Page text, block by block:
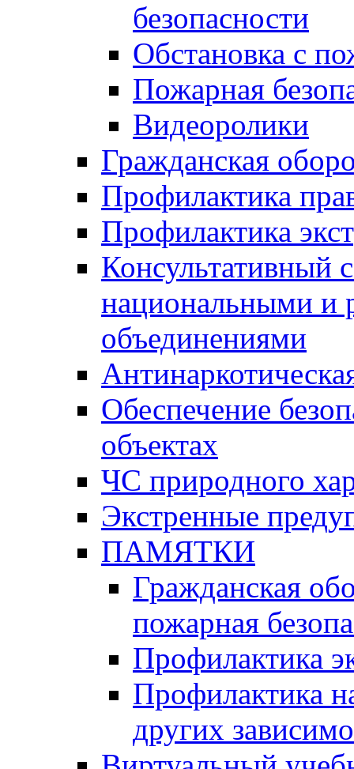
безопасности
Обстановка с
Пожарная
Видеоролики
Гражданская
Профилактика
Профилактика
Консультативный
национальными и
объединениями
Обеспечение
объектах
ЧС природного
Экстренные
ПАМЯТКИ
Гражданская
пожарная
Профилактика
Профилактика
других